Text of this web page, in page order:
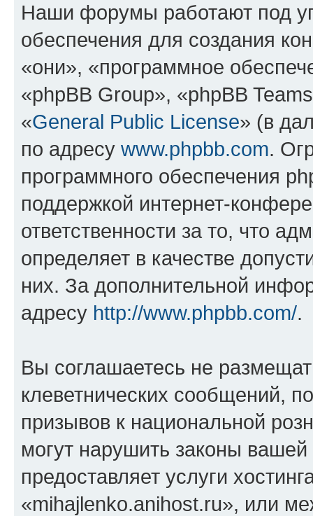
Наши форумы работают под
обеспечения для создания
«они», «программное
«phpBB Group», «phpBB
«General Public License» (в
по адресу www.phpbb.com.
программного обеспечения
поддержкой интернет-
ответственности за то, что
определяет в качестве
них. За дополнительной
адресу http://www.phpbb.com/.
Вы соглашаетесь не
клеветнических сообщений,
призывов к национальной
могут нарушить законы
предоставляет услуги
«mihajlenko.anihost.ru», или